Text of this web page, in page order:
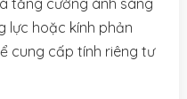
tăng cường ánh sáng
lực hoặc kính phản
cung cấp tính riêng tư